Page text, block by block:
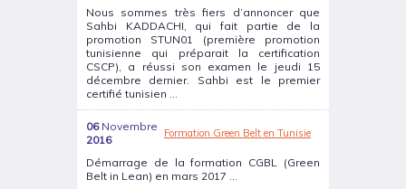
Nous sommes très fiers d’annoncer que
Sahbi KADDACHI, qui fait partie de la
promotion STUN01 (première promotion
tunisienne qui préparait la certification
CSCP), a réussi son examen le jeudi 15
décembre dernier. Sahbi est le premier
certifié tunisien ...
06 Novembre
2016
Formation Green Belt en Tunisie
Démarrage de la formation CGBL (Green
Belt in Lean) en mars 2017 ...